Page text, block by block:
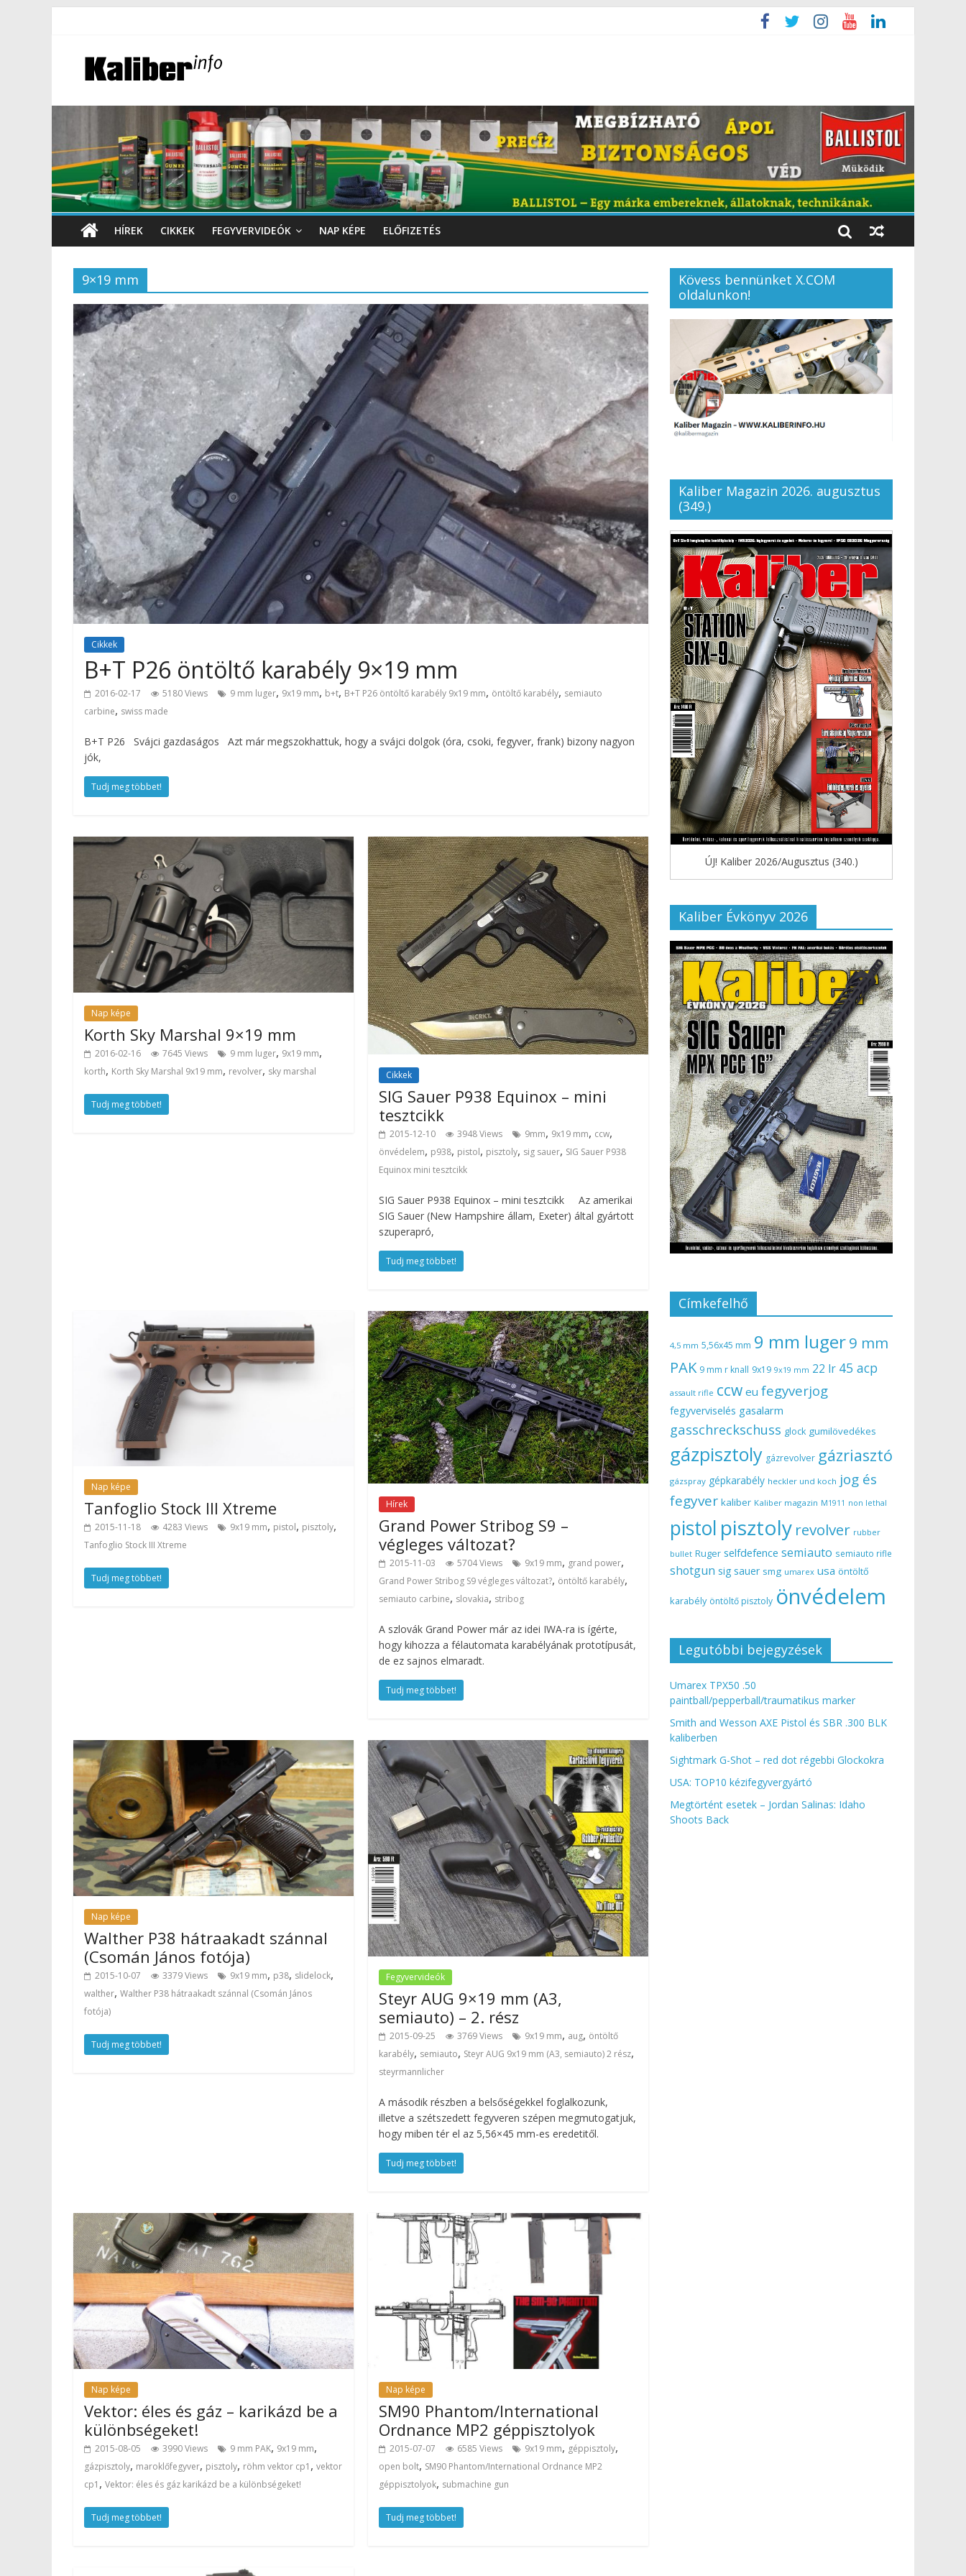
HÍREK CIKKEK FEGYVERVIDEÓK NAP KÉPE ELŐFIZETÉS
9×19 mm
Cikkek
B+T P26 öntöltő karabély 9×19 mm
2016-02-17 5180 Views 9 mm luger, 9x19 mm, b+t, B+T P26 öntöltő karabély 9x19 mm, öntöltő karabély, semiauto
carbine, swiss made
B+T P26 Svájci gazdaságos Azt már megszokhattuk, hogy a svájci dolgok (óra, csoki, fegyver, frank) bizony nagyon
jók,
Tudj meg többet!
Nap képe
Korth Sky Marshal 9×19 mm
2016-02-16 7645 Views 9 mm luger, 9x19 mm,
korth, Korth Sky Marshal 9x19 mm, revolver, sky marshal
Tudj meg többet!
Cikkek
SIG Sauer P938 Equinox – mini
tesztcikk
2015-12-10 3948 Views 9mm, 9x19 mm, ccw,
önvédelem, p938, pistol, pisztoly, sig sauer, SIG Sauer P938
Equinox mini tesztcikk
SIG Sauer P938 Equinox – mini tesztcikk Az amerikai
SIG Sauer (New Hampshire állam, Exeter) által gyártott
szuperapró,
Tudj meg többet!
Nap képe
Tanfoglio Stock III Xtreme
2015-11-18 4283 Views 9x19 mm, pistol, pisztoly,
Tanfoglio Stock III Xtreme
Tudj meg többet!
Hírek
Grand Power Stribog S9 –
végleges változat?
2015-11-03 5704 Views 9x19 mm, grand power,
Grand Power Stribog S9 végleges változat?, öntöltő karabély,
semiauto carbine, slovakia, stribog
A szlovák Grand Power már az idei IWA-ra is ígérte,
hogy kihozza a félautomata karabélyának prototípusát,
de ez sajnos elmaradt.
Tudj meg többet!
Nap képe
Walther P38 hátraakadt szánnal
(Csomán János fotója)
2015-10-07 3379 Views 9x19 mm, p38, slidelock,
walther, Walther P38 hátraakadt szánnal (Csomán János
fotója)
Tudj meg többet!
Fegyvervideók
Steyr AUG 9×19 mm (A3,
semiauto) – 2. rész
2015-09-25 3769 Views 9x19 mm, aug, öntöltő
karabély, semiauto, Steyr AUG 9x19 mm (A3, semiauto) 2 rész,
steyrmannlicher
A második részben a belsőségekkel foglalkozunk,
illetve a szétszedett fegyveren szépen megmutogatjuk,
hogy miben tér el az 5,56×45 mm-es eredetitől.
Tudj meg többet!
Nap képe
Vektor: éles és gáz – karikázd be a
különbségeket!
2015-08-05 3990 Views 9 mm PAK, 9x19 mm,
gázpisztoly, maroklőfegyver, pisztoly, röhm vektor cp1 , vektor
cp1 , Vektor: éles és gáz karikázd be a különbségeket!
Tudj meg többet!
Nap képe
SM90 Phantom/International
Ordnance MP2 géppisztolyok
2015-07-07 6585 Views 9x19 mm, géppisztoly,
open bolt, SM90 Phantom/International Ordnance MP2
géppisztolyok, submachine gun
Tudj meg többet!
Kövess bennünket X.COM
oldalunkon!
Kaliber Magazin 2026. augusztus
(349.)
ÚJ! Kaliber 2026/Augusztus (340.)
Kaliber Évkönyv 2026
Címkefelhő
4,5 mm 5,56x45 mm 9 mm luger9 mm
PAK 9 mm r knall 9x19 9x19 mm 22 lr 45 acp
assault rifle ccw eu fegyverjog
fegyverviselés gasalarm
gasschreckschuss glock gumilövedékes
gázpisztoly gázrevolver gázriasztó
gázspray gépkarabély heckler und koch jog és
fegyver kaliber Kaliber magazin M1911 non lethal
pistol pisztoly revolver rubber
bullet Ruger selfdefence semiauto semiauto rifle
shotgun sig sauer smg umarex usa öntöltő
karabély öntöltő pisztoly önvédelem
Legutóbbi bejegyzések
Umarex TPX50 .50
paintball/pepperball/traumatikus marker
Smith and Wesson AXE Pistol és SBR .300 BLK
kaliberben
Sightmark G-Shot – red dot régebbi Glockokra
USA: TOP10 kézifegyvergyártó
Megtörtént esetek – Jordan Salinas: Idaho
Shoots Back